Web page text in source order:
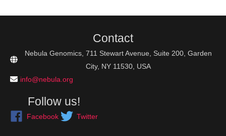
Contact
Nebula Genomics, 711 Stewart Avenue, Suite 200, Garden
City, NY 11530, USA
info@nebula.org
Follow us!
Facebook Twitter